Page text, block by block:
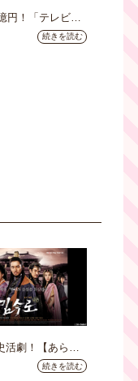
円！「テレビ大
IPプロジェクト」
企画が決定 第2弾
続きを読む
劇！【あらす
ッキ読み】韓国ド
王 キム・スロ』
続きを読む